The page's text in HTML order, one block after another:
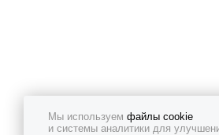
Мы используем файлы cookie
и системы аналитики для